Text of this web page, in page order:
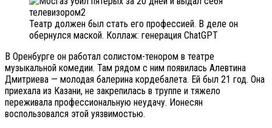
Театр должен был стать его профессией. В деле он
обернулся маской. Коллаж: генерация ChatGPT
В Оренбурге он работал солистом-тенором в театре
музыкальной комедии. Там рядом с ним появилась Алевтина
Дмитриева — молодая балерина кордебалета. Ей был 21 год. Она
приехала из Казани, не закрепилась в труппе и тяжело
переживала профессиональную неудачу. Ионесян
воспользовался этой уязвимостью.